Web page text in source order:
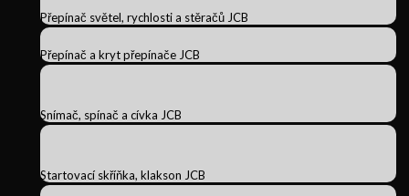
Přepínač světel, rychlosti a stěračů JCB
Přepínač a kryt přepínače JCB
Snímač, spínač a cívka JCB
Startovací skříňka, klakson JCB